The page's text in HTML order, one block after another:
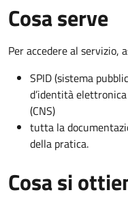
Cosa serve
Per accedere al servizio,
SPID (sistema
d’identità
(CNS)
tutta la
della pratica.
Cosa si